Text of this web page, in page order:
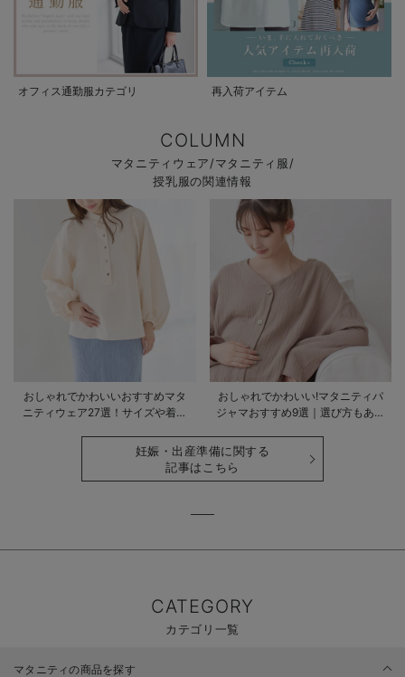
オフィス通勤服カテゴリ 再入荷アイテム
COLUMN
マタニティウェア/マタニティ服/
授乳服の関連情報
おしゃれでかわいいおすすめマタ
ニティウェア27選！サイズや着る
おしゃれでかわいい!マタニティパ
ジャマおすすめ9選｜選び方もあわ
妊娠・出産準備に関する
記事はこちら
CATEGORY
カテゴリ一覧
マタニティの商品を探す